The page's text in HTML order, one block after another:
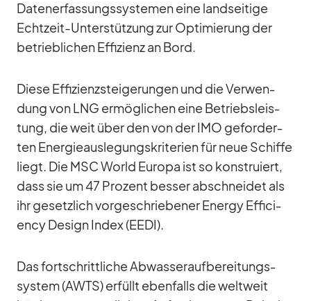
Da­ten­er­fas­sungs­sys­te­men eine land­sei­tige
Echt­zeit-Un­ter­stüt­zung zur Op­ti­mie­rung der
be­trieb­li­chen Ef­fi­zi­enz an Bord.
Diese Ef­fi­zi­enz­stei­ge­run­gen und die Ver­wen­
dung von LNG er­mög­li­chen eine Be­triebs­leis­
tung, die weit über den von der IMO ge­for­der­
ten En­er­gie­aus­le­gungs­kri­te­rien für neue Schiffe
liegt. Die MSC World Eu­ropa ist so kon­stru­iert,
dass sie um 47 Pro­zent bes­ser ab­schnei­det als
ihr ge­setz­lich vor­ge­schrie­be­ner En­ergy Ef­fi­ci­
ency De­sign In­dex (EEDI).
Das fort­schritt­li­che Ab­was­ser­auf­be­rei­tungs­
sys­tem (AWTS) er­füllt eben­falls die welt­weit